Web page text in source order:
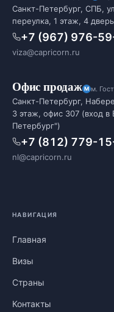
Санкт-Петербург, СПБ,
переулка, 1 этаж, 4
+7 (967) 976-
viza@capricorn.ru
Офис продаж м.
Санкт-Петербург,
3 этаж, офис 307 (вход
Петербург")
+7 (812) 779-
nl@capricorn.ru
НАВИГАЦИЯ
Главная
Визы
Страны
Контакты